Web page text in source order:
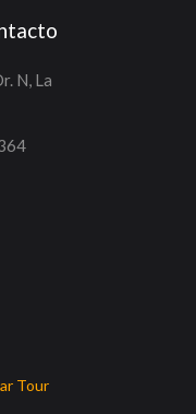
N, La
Tour